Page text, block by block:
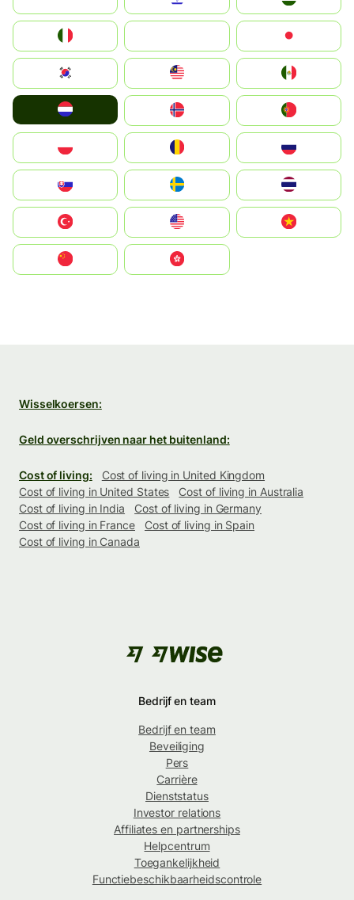
South Korea
United States
中國香港特別行政區
Wisselkoersen:
Geld overschrijven naar het buitenland:
Cost of living:
Cost of living in United Kingdom
Cost of living in United States
Cost of living in Australia
Cost of living in India
Cost of living in Germany
Cost of living in France
Cost of living in Spain
Cost of living in Canada
Bedrijf en team
Bedrijf en team
Beveiliging
Pers
Carrière
Dienststatus
Investor relations
Affiliates en partnerships
Helpcentrum
Toegankelijkheid
Functiebeschikbaarheidscontrole